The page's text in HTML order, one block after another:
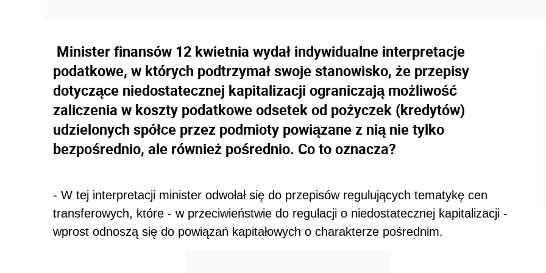
Minister finansów 12 kwietnia wydał indywidualne interpretacje
podatkowe, w których podtrzymał swoje stanowisko, że przepisy
dotyczące niedostatecznej kapitalizacji ograniczają możliwość
zaliczenia w koszty podatkowe odsetek od pożyczek (kredytów)
udzielonych spółce przez podmioty powiązane z nią nie tylko
bezpośrednio, ale również pośrednio. Co to oznacza?
- W tej interpretacji minister odwołał się do przepisów regulujących tematykę cen
transferowych, które - w przeciwieństwie do regulacji o niedostatecznej kapitalizacji -
wprost odnoszą się do powiązań kapitałowych o charakterze pośrednim.